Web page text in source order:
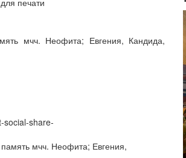
Онлайн
12
12
12
12
12
12
12
12
Перейти к
печати
мчч. Неофита; Евгения, Кандида,
social-share-
мчч. Неофита; Евгения,